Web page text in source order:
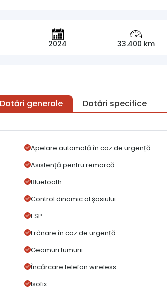
2024 33.400 km
Dotări generale Dotări specifice
Apelare automată în caz de urgență
Asistență pentru remorcă
Bluetooth
Control dinamic al șasiului
ESP
Frânare în caz de urgență
Geamuri fumurii
Încărcare telefon wireless
Isofix